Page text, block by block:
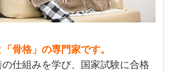
骨格」の専門家です。
仕組みを学び、国家試験に合格